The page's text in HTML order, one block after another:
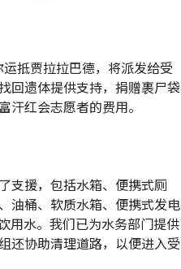
抵贾拉拉巴德，将派发给受
回遗体提供支持，捐赠裹尸袋
红会志愿者的费用。
支援，包括水箱、便携式厕
油桶、软质水箱、便携式发电
用水。我们已为水务部门提供
还协助清理道路，以便进入受